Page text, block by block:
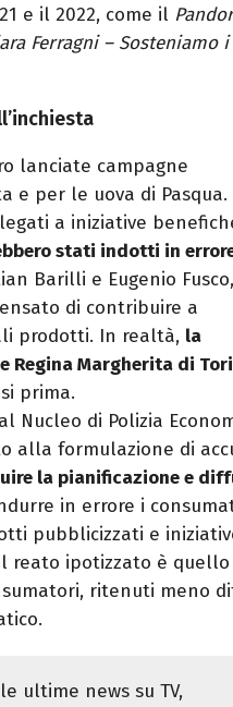
e il 2022, come il
Ferragni – Sosteniamo i
lanciate campagne
e per le uova di Pasqua.
a iniziative
stati indotti in
Barilli e Eugenio Fusco,
di contribuire a
prodotti. In realtà, la
Regina Margherita di
prima.
Nucleo di Polizia
alla formulazione di
la pianificazione e
in errore i
pubblicizzati e
reato ipotizzato è quello
ritenuti meno
ultime news su TV,